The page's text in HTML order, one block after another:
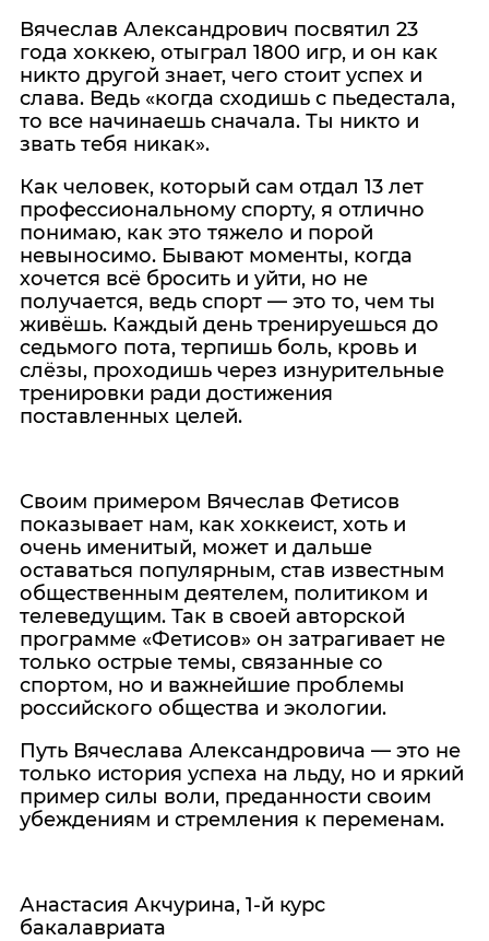
Вячеслав Александрович посвятил 23
года хоккею, отыграл 1800 игр, и он как
никто другой знает, чего стоит успех и
слава. Ведь «когда сходишь с пьедестала,
то все начинаешь сначала. Ты никто и
звать тебя никак».
Как человек, который сам отдал 13 лет
профессиональному спорту, я отлично
понимаю, как это тяжело и порой
невыносимо. Бывают моменты, когда
хочется всё бросить и уйти, но не
получается, ведь спорт — это то, чем ты
живёшь. Каждый день тренируешься до
седьмого пота, терпишь боль, кровь и
слёзы, проходишь через изнурительные
тренировки ради достижения
поставленных целей.
Своим примером Вячеслав Фетисов
показывает нам, как хоккеист, хоть и
очень именитый, может и дальше
оставаться популярным, став известным
общественным деятелем, политиком и
телеведущим. Так в своей авторской
программе «Фетисов» он затрагивает не
только острые темы, связанные со
спортом, но и важнейшие проблемы
российского общества и экологии.
Путь Вячеслава Александровича — это не
только история успеха на льду, но и яркий
пример силы воли, преданности своим
убеждениям и стремления к переменам.
Анастасия Акчурина, 1-й курс
бакалавриата